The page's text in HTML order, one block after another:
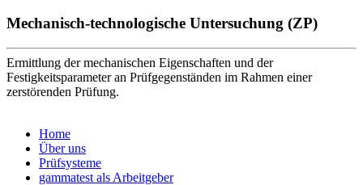
Mechanisch-technologische Untersuchung (ZP)
Ermittlung der mechanischen Eigenschaften und der
Festigkeitsparameter an Prüfgegenständen im Rahmen einer
zerstörenden Prüfung.
Home
Über uns
Prüfsysteme
gammatest als Arbeitgeber